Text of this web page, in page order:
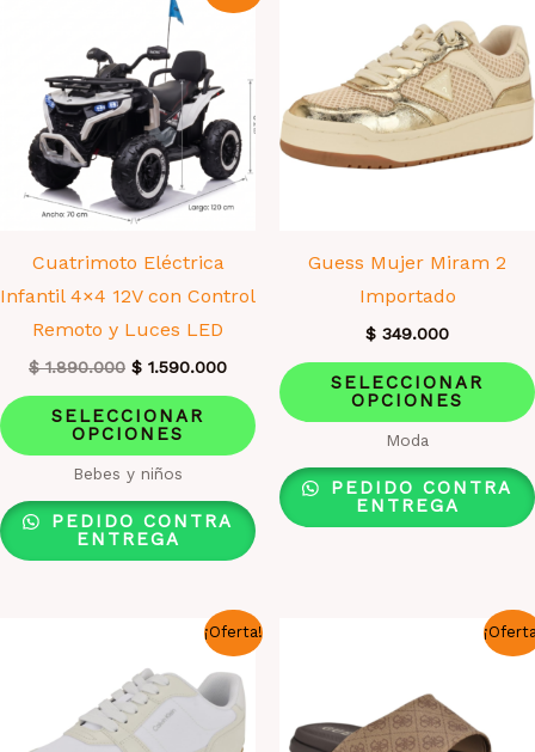
Cuatrimoto Eléctrica
Infantil 4×4 12V con Control
Remoto y Luces LED
$1.890.000 El
original
era:
$ 1.890.000.
$ 1.590.000El
actual
$ 1.590.000.
SELECCIONAR
OPCIONES
Este
producto
tiene
múltiples
variantes.
se
Bebes y niños
PEDIDO CONTRA
ENTREGA
Guess Mujer Miram 2
Importado
$ 349.000
SELECCIONAR
OPCIONES
Moda
PEDIDO CONTRA
ENTREGA
¡Oferta!